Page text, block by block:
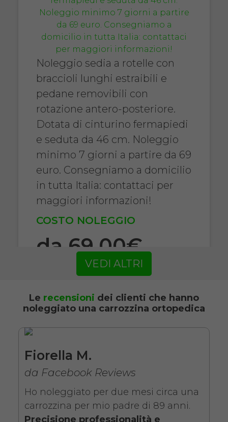
Noleggio sedia a rotelle con
braccioli lunghi estraibili e
pedane removibili con
rotazione antero-posteriore.
Dotata di cinturino fermapiedi
e seduta da 46 cm. Noleggio
minimo 7 giorni a partire da 69
euro. Consegniamo a domicilio
in tutta Italia: contattaci per
maggiori informazioni!
COSTO NOLEGGIO
da 69,00€
- Con reggigambe -
Seduta 43 cm
VEDI ALTRI
Le recensioni dei clienti che hanno
noleggiato una carrozzina ortopedica
Fiorella M.
da Facebook Reviews
Ho noleggiato per due mesi circa una
carrozzina per mio padre di 89 anni.
Precisione professionalità e